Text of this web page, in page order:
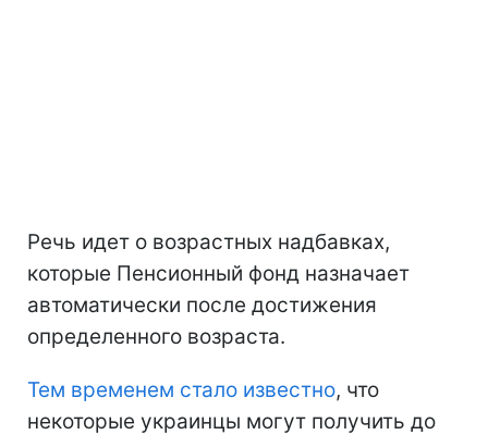
Речь идет о возрастных надбавках,
которые Пенсионный фонд назначает
автоматически после достижения
определенного возраста.
Тем временем стало известно, что
некоторые украинцы могут получить до